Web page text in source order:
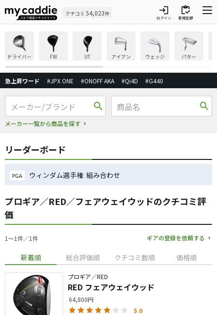
クチコミ 54,023件 login
ログイン
inventory
新規登録
ドライバー FW UT アイアン ウェッジ パター
急上昇ワード #JPX ONE #ONOFF AKA #Qi4D #G440
search
メーカー一覧から商品を探す
search
リーダーボード
PGA ウィンダム選手権 組み合わせ
プロギア／RED／フェアウェイウッドのクチコミ評
価
1〜1件／1件 ギアの登録を依頼する
新着順 総合評価順 クチコミ数順 価格順
プロギア／RED
RED フェアウェイウッド
64,800円
5.0